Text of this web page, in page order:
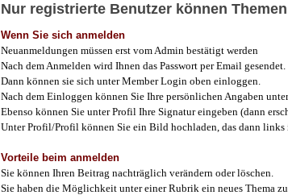
Nur registrierte Benutzer können
Wenn Sie sich anmelden
Neuanmeldungen müssen erst vom Admin bestätigt werden
Nach dem Anmelden wird Ihnen das Passwort per Email gesendet.
Dann können sie sich unter Member Login oben einloggen.
Nach dem Einloggen können Sie Ihre persönlichen Angaben
Ebenso können Sie unter Profil Ihre Signatur eingeben (dann
Unter Profil/Profil können Sie ein Bild hochladen, das dann links
Vorteile beim anmelden
Sie können Ihren Beitrag nachträglich verändern oder löschen.
Sie haben die Möglichkeit unter einer Rubrik ein neues Thema zu